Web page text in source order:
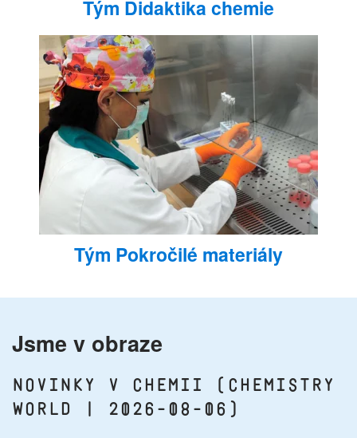
Tým Didaktika chemie
Tým Pokročilé materiály
Jsme v obraze
Novinky v chemii (Chemistry
World | 2026-08-06)